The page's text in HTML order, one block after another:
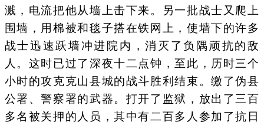
溅，电流把他从墙上击下来。另一批战士又爬上
围墙，用棉被和毯子搭在铁网上，使墙下的许多
战士迅速跃墙冲进院内，消灭了负隅顽抗的敌
人。这时已过了深夜十二点钟，至此，历时三个
小时的攻克克山县城的战斗胜利结束。缴了伪县
公署、警察署的武器。打开了监狱，放出了三百
多名被关押的人员，其中有二百多人参加了抗日